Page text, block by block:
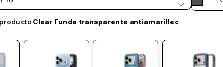
Clear Funda transparente antiamarilleo